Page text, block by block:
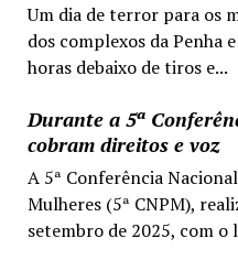
Um dia de terror para os
dos complexos da Penha
horas debaixo de tiros e...
Durante a 5ª
cobram direitos e voz
A 5ª Conferência
Mulheres (5ª CNPM),
setembro de 2025, com o